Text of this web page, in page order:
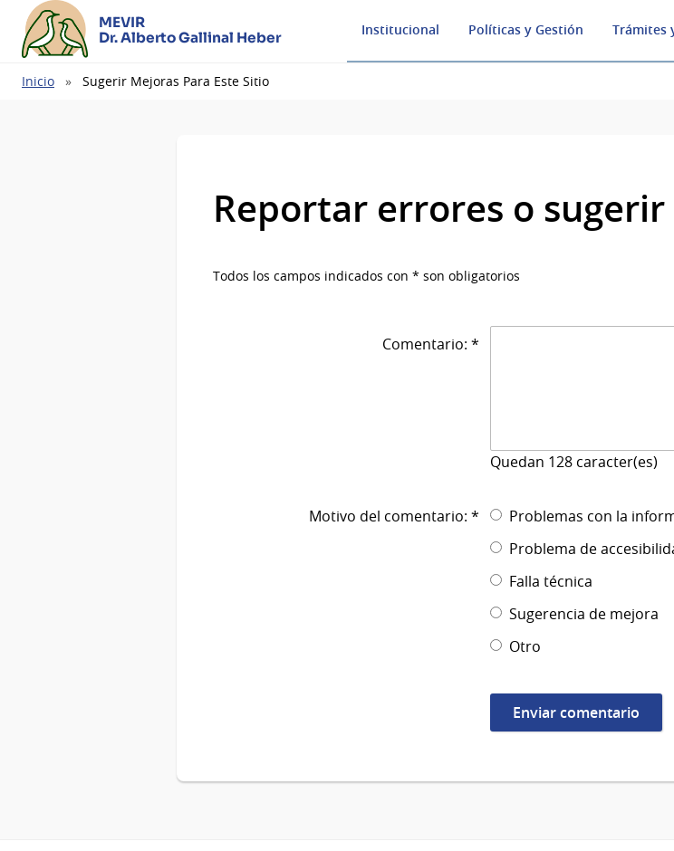
MEVIR
Dr. Alberto Gallinal Heber
Institucional Políticas y Gestión Trámites
Ruta
Inicio Sugerir Mejoras Para Este Sitio
Reportar errores o
Todos los campos indicados con * son obligatorios
Comentario: *
Quedan 128 caracter(es)
Motivo del comentario: *
Problemas con la
Problema de
Falla técnica
Sugerencia de mejora
Otro